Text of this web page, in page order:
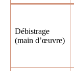
Débistrage
(main d’œuvre)